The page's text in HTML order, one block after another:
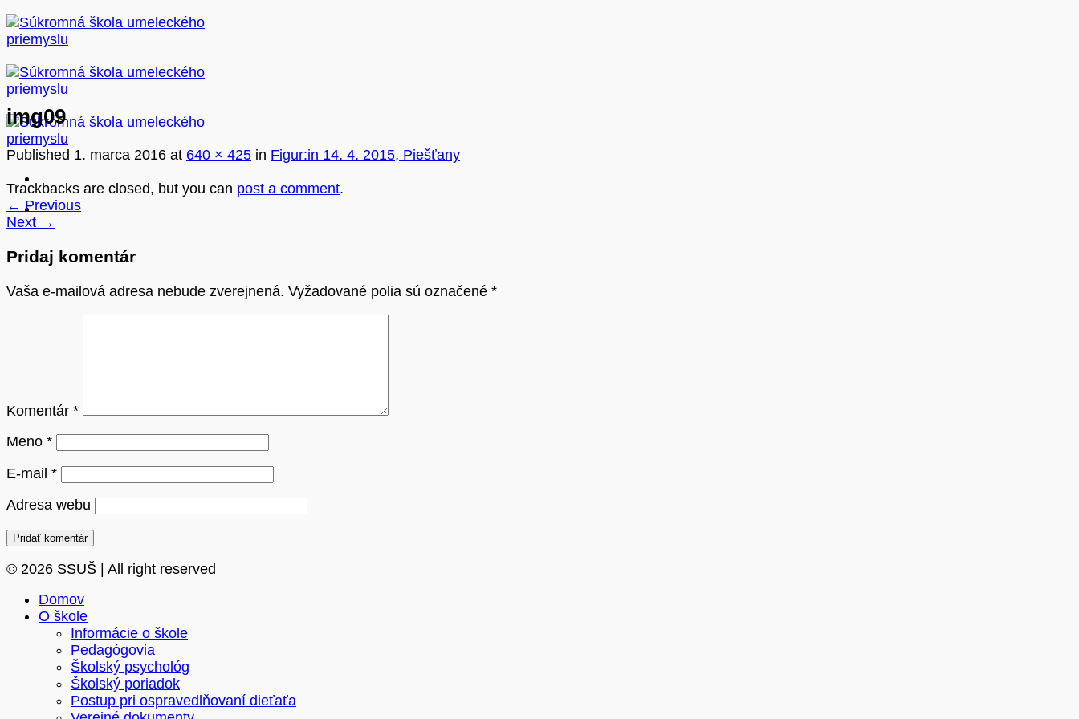
Skip
to
content
img09
Published 1. marca 2016 at 640 × 425 in Figur:in 14. 4. 2015, Piešťany
Trackbacks are closed, but you can post a comment.
← Previous
Next →
Pridaj komentár
Vaša e-mailová adresa nebude zverejnená. Vyžadované polia sú označené *
Komentár *
Meno *
E-mail *
Adresa webu
© 2026 SSUŠ | All right reserved
Domov
O škole
Informácie o škole
Pedagógovia
Školský psychológ
Školský poriadok
Postup pri ospravedlňovaní dieťaťa